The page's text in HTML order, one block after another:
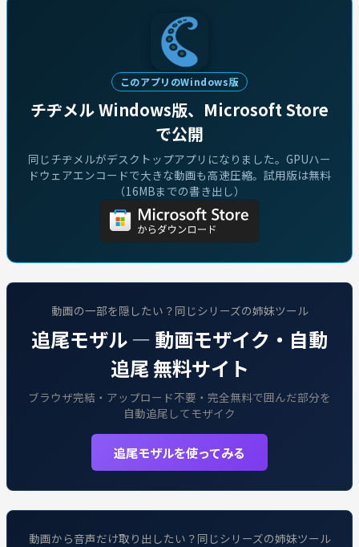
このアプリのWindows版
チヂメル Windows版、Microsoft Store
で公開
同じチヂメルがデスクトップアプリになりました。GPUハー
ドウェアエンコードで大きな動画も高速圧縮。試用版は無料
（16MBまでの書き出し）
動画の一部を隠したい？同じシリーズの姉妹ツール
追尾モザル — 動画モザイク・自動
追尾 無料サイト
ブラウザ完結・アップロード不要・完全無料で囲んだ部分を
自動追尾してモザイク
追尾モザルを使ってみる
動画から音声だけ取り出したい？同じシリーズの姉妹ツール